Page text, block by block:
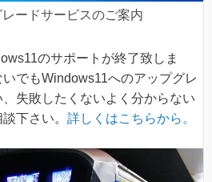
ードサービスのご案内
のサポートが終了致しま
でもWindows11へのアップグレ
失敗したくないよく分からない
下さい。 詳しくはこちらから。